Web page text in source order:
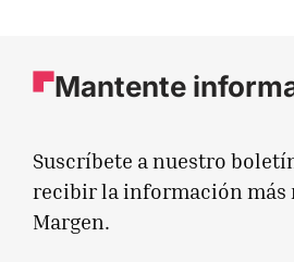
Mantente
Suscríbete a nuestro
recibir la información más
Margen.